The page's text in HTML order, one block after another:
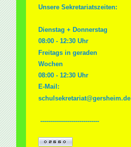
Unsere Sekretariatszeiten:
Dienstag + Donnerstag
08:00 - 12:30 Uhr
Freitags in geraden
Wochen
08:00 - 12:30 Uhr
E-Mail:
schulsekretariat@gersheim.de
------------------------------